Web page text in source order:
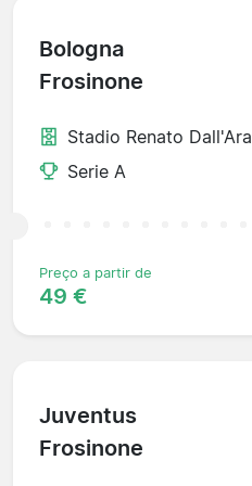
Bologna
Frosinone
Stadio Renato Dall'Ara
Serie A
Preço a partir de
49 €
Juventus
Frosinone